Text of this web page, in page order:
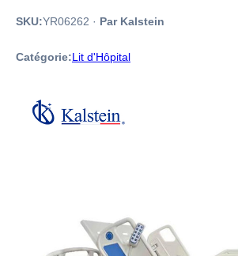
SKU:YR06262 · Par Kalstein
Catégorie:Lit d'Hôpital